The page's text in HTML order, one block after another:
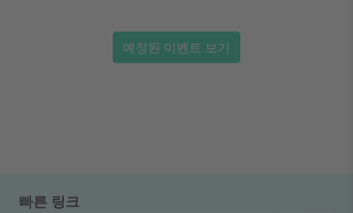
예정된 이벤트 보기
빠른 링크